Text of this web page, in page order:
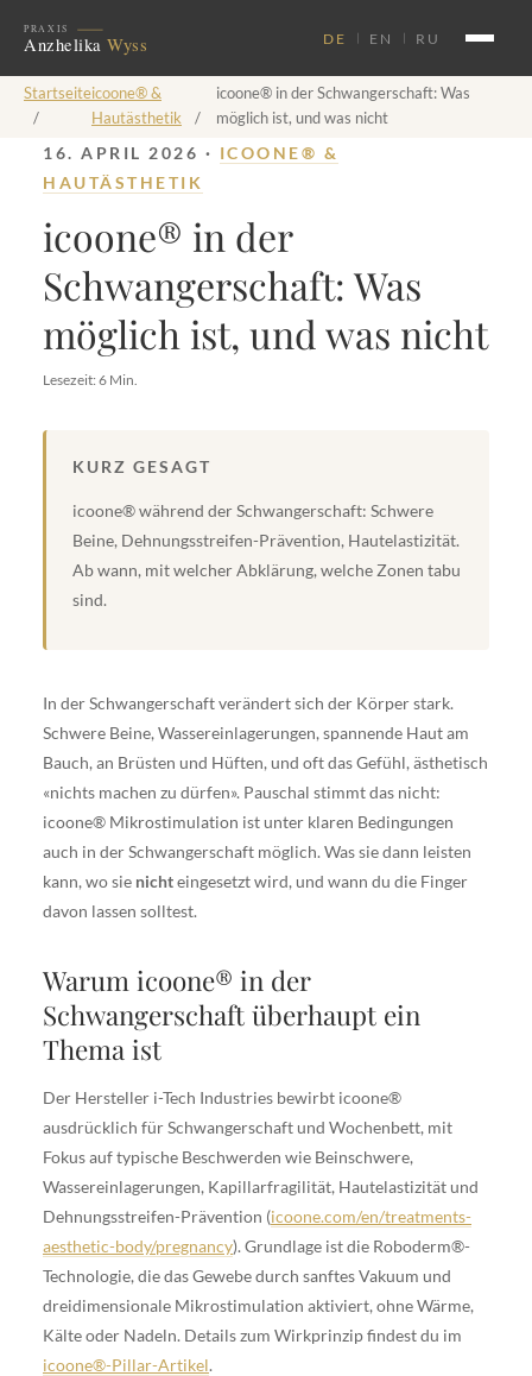
DE EN RU
Startseite
/
icoone® &
Hautästhetik
/
icoone® in der Schwangerschaft: Was
möglich ist, und was nicht
16. APRIL 2026 · ICOONE® &
HAUTÄSTHETIK
icoone® in der
Schwangerschaft: Was
möglich ist, und was nicht
Lesezeit: 6 Min.
KURZ GESAGT
icoone® während der Schwangerschaft: Schwere
Beine, Dehnungsstreifen-Prävention, Hautelastizität.
Ab wann, mit welcher Abklärung, welche Zonen tabu
sind.
In der Schwangerschaft verändert sich der Körper stark.
Schwere Beine, Wassereinlagerungen, spannende Haut am
Bauch, an Brüsten und Hüften, und oft das Gefühl, ästhetisch
«nichts machen zu dürfen». Pauschal stimmt das nicht:
icoone® Mikrostimulation ist unter klaren Bedingungen
auch in der Schwangerschaft möglich. Was sie dann leisten
kann, wo sie nichteingesetzt wird, und wann du die Finger
davon lassen solltest.
Warum icoone® in der
Schwangerschaft überhaupt ein
Thema ist
Der Hersteller i-Tech Industries bewirbt icoone®
ausdrücklich für Schwangerschaft und Wochenbett, mit
Fokus auf typische Beschwerden wie Beinschwere,
Wassereinlagerungen, Kapillarfragilität, Hautelastizität und
Dehnungsstreifen-Prävention (icoone.com/en/treatments-
aesthetic-body/pregnancy). Grundlage ist die Roboderm®-
Technologie, die das Gewebe durch sanftes Vakuum und
dreidimensionale Mikrostimulation aktiviert, ohne Wärme,
Kälte oder Nadeln. Details zum Wirkprinzip findest du im
icoone®-Pillar-Artikel.